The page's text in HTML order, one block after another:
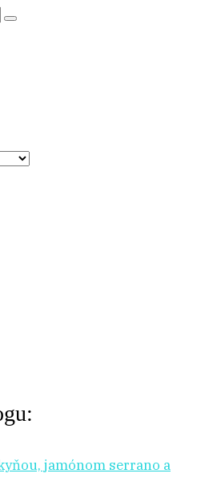
jamónom serrano a